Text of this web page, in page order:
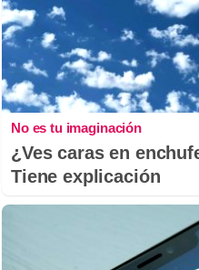
No es tu imaginación
¿Ves caras en
Tiene explicación